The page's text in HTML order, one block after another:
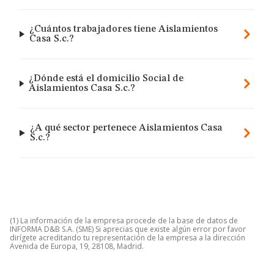
¿Cuántos trabajadores tiene Aislamientos
Casa S.c.?
¿Dónde está el domicilio Social de
Aislamientos Casa S.c.?
¿A qué sector pertenece Aislamientos Casa
S.c.?
(1) La información de la empresa procede de la base de datos de
INFORMA D&B S.A. (SME) Si aprecias que existe algún error por favor
dirígete acreditando tu representación de la empresa a la dirección
Avenida de Europa, 19, 28108, Madrid.